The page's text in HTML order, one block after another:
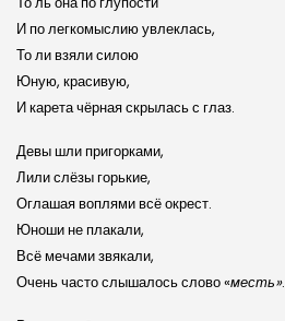
И по легкомыслию увлеклась,
То ли взяли силою
Юную, красивую,
И карета чёрная скрылась с глаз.
Девы шли пригорками,
Лили слёзы горькие,
Оглашая воплями всё окрест.
Юноши не плакали,
Всё мечами звякали,
Очень часто слышалось слово «месть».